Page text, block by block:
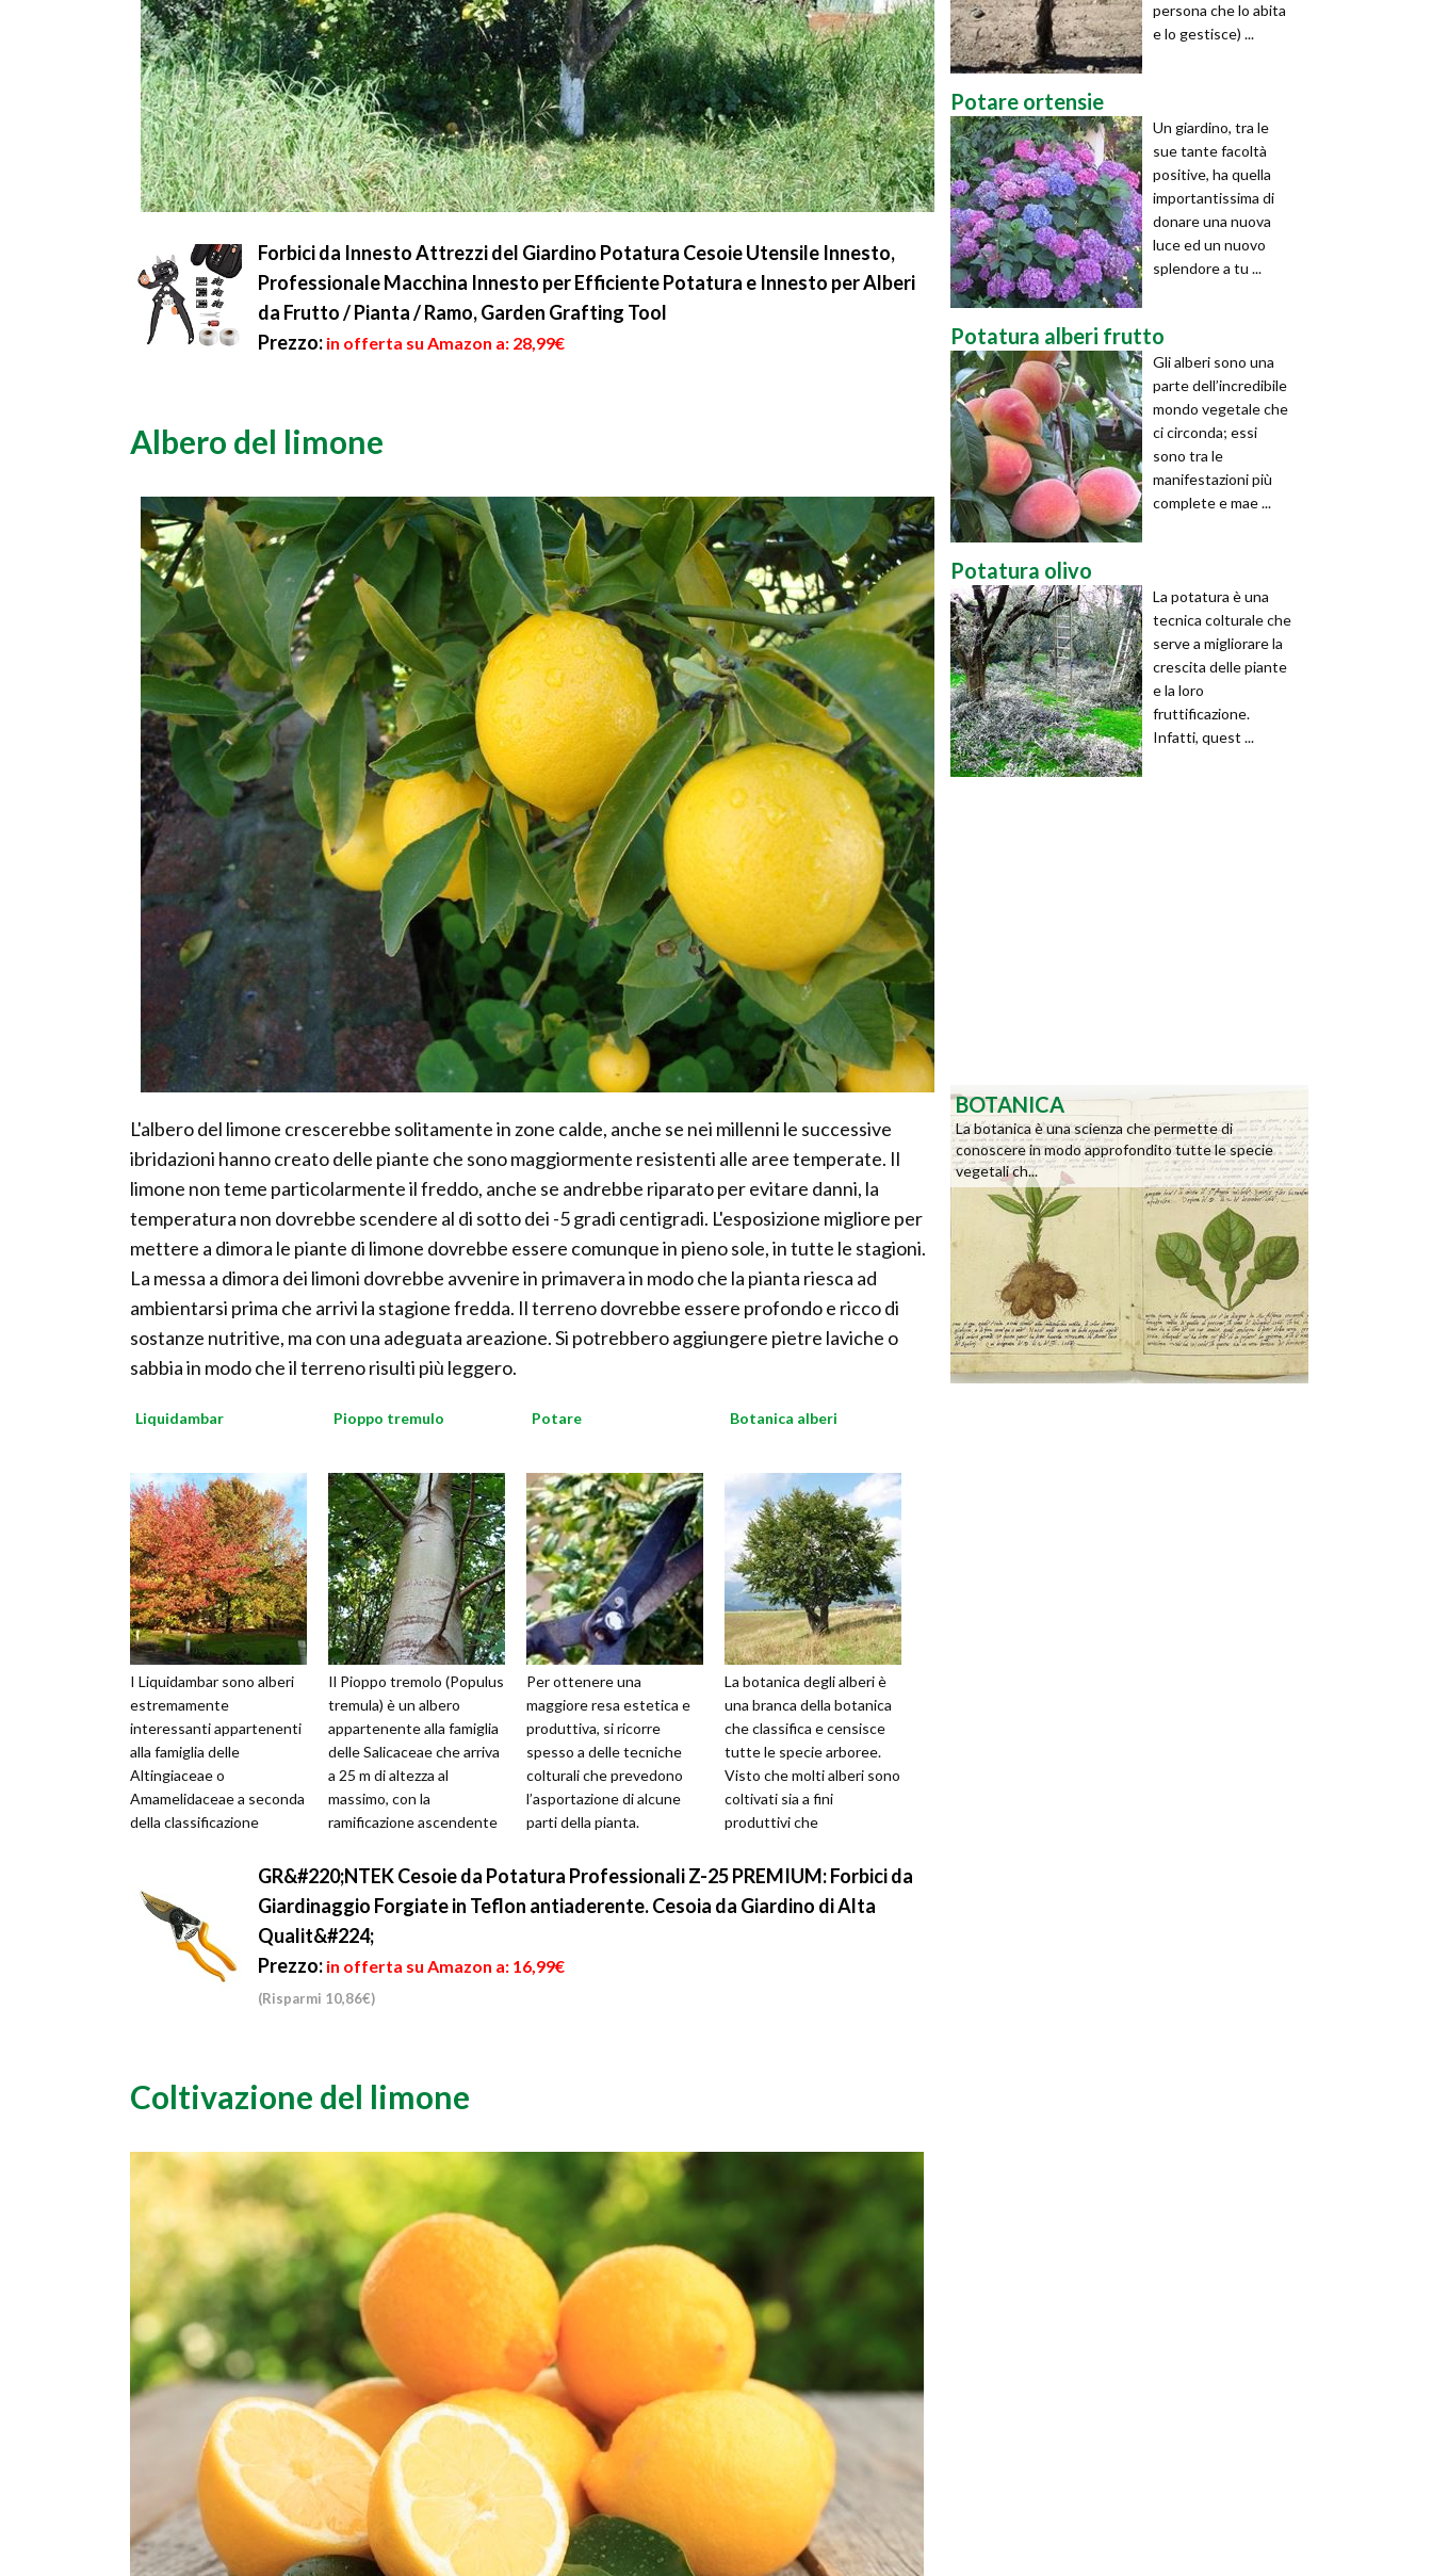
Forbici da Innesto Attrezzi del Giardino Potatura Cesoie Utensile Innesto,
Professionale Macchina Innesto per Efficiente Potatura e Innesto per Alberi
da Frutto / Pianta / Ramo, Garden Grafting Tool
Prezzo: in offerta su Amazon a: 28,99€
Albero del limone
L'albero del limone crescerebbe solitamente in zone calde, anche se nei millenni le successive
ibridazioni hanno creato delle piante che sono maggiormente resistenti alle aree temperate. Il
limone non teme particolarmente il freddo, anche se andrebbe riparato per evitare danni, la
temperatura non dovrebbe scendere al di sotto dei -5 gradi centigradi. L'esposizione migliore per
mettere a dimora le piante di limone dovrebbe essere comunque in pieno sole, in tutte le stagioni.
La messa a dimora dei limoni dovrebbe avvenire in primavera in modo che la pianta riesca ad
ambientarsi prima che arrivi la stagione fredda. Il terreno dovrebbe essere profondo e ricco di
sostanze nutritive, ma con una adeguata areazione. Si potrebbero aggiungere pietre laviche o
sabbia in modo che il terreno risulti più leggero.
Liquidambar
I Liquidambar sono alberi
estremamente
interessanti appartenenti
alla famiglia delle
Altingiaceae o
Amamelidaceae a seconda
della classificazione
significa “ambra liquida”
dato ...
Pioppo tremulo
Il Pioppo tremolo (Populus
tremula) è un albero
appartenente alla famiglia
delle Salicaceae che arriva
a 25 m di altezza al
massimo, con la
ramificazione ascendente
rada e globos...
Potare
Per ottenere una
maggiore resa estetica e
produttiva, si ricorre
spesso a delle tecniche
colturali che prevedono
l’asportazione di alcune
parti della pianta.
vegetali, come ...
Botanica alberi
La botanica degli alberi è
una branca della botanica
che classifica e censisce
tutte le specie arboree.
Visto che molti alberi sono
coltivati sia a fini
produttivi che
ques...
GR&#220;NTEK Cesoie da Potatura Professionali Z-25 PREMIUM: Forbici da
Giardinaggio Forgiate in Teflon antiaderente. Cesoia da Giardino di Alta
Qualit&#224;
Prezzo: in offerta su Amazon a: 16,99€
(Risparmi 10,86€)
Coltivazione del limone
persona che lo abita
e lo gestisce) ...
Potare ortensie
Un giardino, tra le
sue tante facoltà
positive, ha quella
importantissima di
donare una nuova
luce ed un nuovo
splendore a tu ...
Potatura alberi frutto
Gli alberi sono una
parte dell’incredibile
mondo vegetale che
ci circonda; essi
sono tra le
manifestazioni più
complete e mae ...
Potatura olivo
La potatura è una
tecnica colturale che
serve a migliorare la
crescita delle piante
e la loro
fruttificazione.
Infatti, quest ...
BOTANICA
La botanica è una scienza che permette di
conoscere in modo approfondito tutte le specie
vegetali ch...